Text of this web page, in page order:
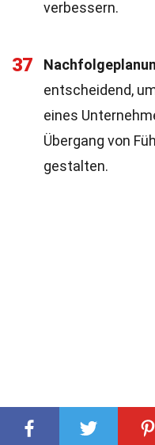
verbessern.
37
entscheidend,
eines
Übergang von
gestalten.